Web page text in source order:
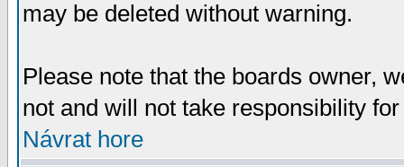
may be deleted without warning.
Please note that the boards owner,
not and will not take responsibility
Návrat hore